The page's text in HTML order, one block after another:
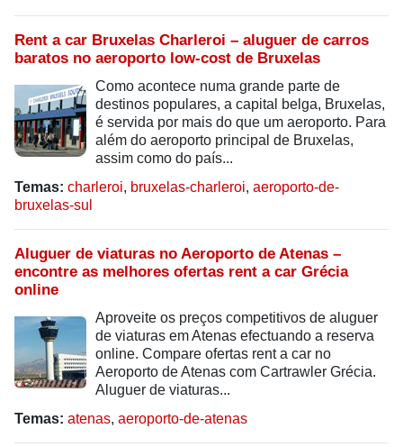
Rent a car Bruxelas Charleroi – aluguer de carros
baratos no aeroporto low-cost de Bruxelas
Como acontece numa grande parte de
destinos populares, a capital belga, Bruxelas,
é servida por mais do que um aeroporto. Para
além do aeroporto principal de Bruxelas,
assim como do país...
Temas: charleroi, bruxelas-charleroi, aeroporto-de-
bruxelas-sul
Aluguer de viaturas no Aeroporto de Atenas –
encontre as melhores ofertas rent a car Grécia
online
Aproveite os preços competitivos de aluguer
de viaturas em Atenas efectuando a reserva
online. Compare ofertas rent a car no
Aeroporto de Atenas com Cartrawler Grécia.
Aluguer de viaturas...
Temas: atenas, aeroporto-de-atenas